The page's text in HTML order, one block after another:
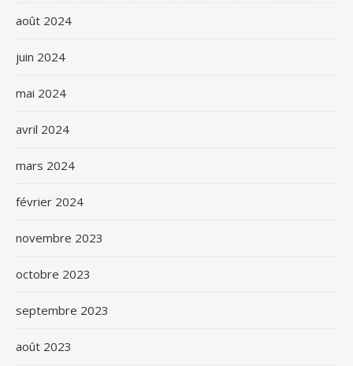
août 2024
juin 2024
mai 2024
avril 2024
mars 2024
février 2024
novembre 2023
octobre 2023
septembre 2023
août 2023